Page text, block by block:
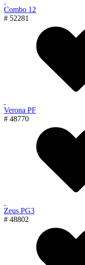
Combo 12
# 52281
Verona PF
# 48770
Zeus PG3
# 48802